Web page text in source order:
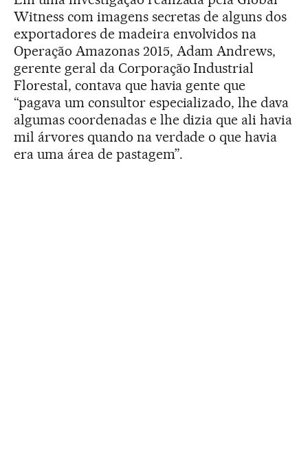
Witness com imagens secretas de alguns dos
exportadores de madeira envolvidos na
Operação Amazonas 2015, Adam Andrews,
gerente geral da Corporação Industrial
Florestal, contava que havia gente que
“pagava um consultor especializado, lhe dava
algumas coordenadas e lhe dizia que ali havia
mil árvores quando na verdade o que havia
era uma área de pastagem”.